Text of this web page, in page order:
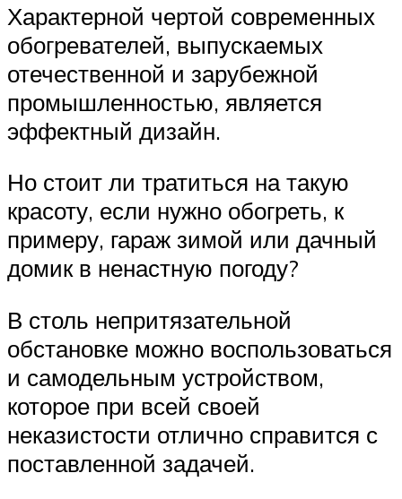
Характерной чертой современных
обогревателей, выпускаемых
отечественной и зарубежной
промышленностью, является
эффектный дизайн.
Но стоит ли тратиться на такую
красоту, если нужно обогреть, к
примеру, гараж зимой или дачный
домик в ненастную погоду?
В столь непритязательной
обстановке можно воспользоваться
и самодельным устройством,
которое при всей своей
неказистости отлично справится с
поставленной задачей.